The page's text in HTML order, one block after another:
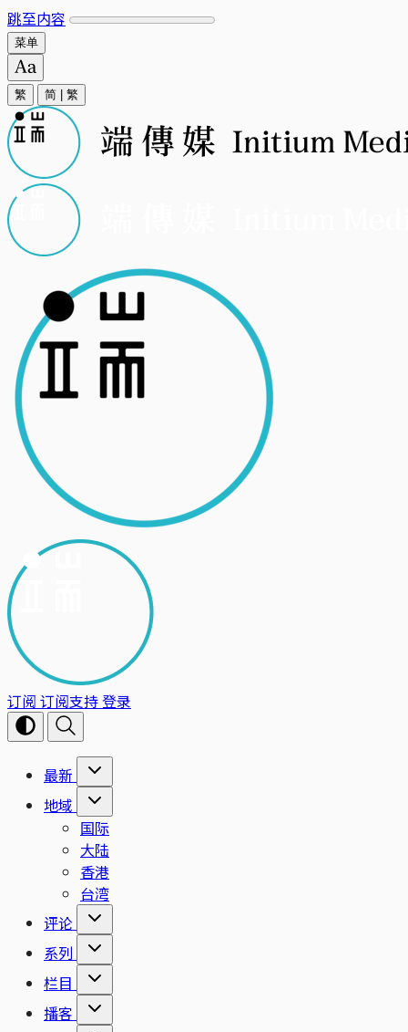
跳至内容
菜单
繁 简 繁
订阅 订阅支持登录
最新
地域
国际
大陆
香港
台湾
评论
系列
栏目
播客